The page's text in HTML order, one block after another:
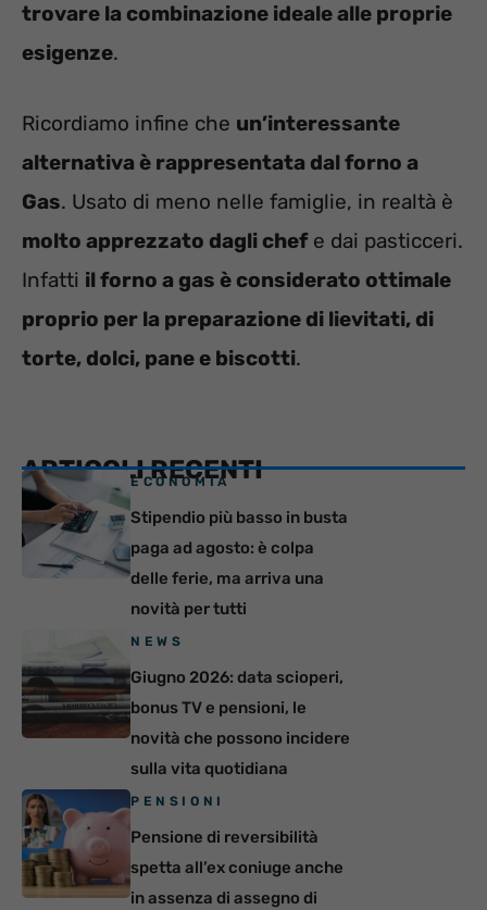
trovare la combinazione ideale alle proprie
esigenze.
Ricordiamo infine che un’interessante
alternativa è rappresentata dal forno a
Gas. Usato di meno nelle famiglie, in realtà è
molto apprezzato dagli chefe dai pasticceri.
Infatti il forno a gas è considerato ottimale
proprio per la preparazione di lievitati, di
torte, dolci, pane e biscotti.
ARTICOLI RECENTI
ECONOMIA
Stipendio più basso in busta
paga ad agosto: è colpa
delle ferie, ma arriva una
novità per tutti
NEWS
Giugno 2026: data scioperi,
bonus TV e pensioni, le
novità che possono incidere
sulla vita quotidiana
PENSIONI
Pensione di reversibilità
spetta all’ex coniuge anche
in assenza di assegno di